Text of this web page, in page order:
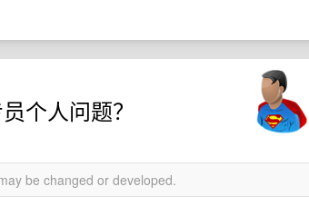
个人问题？
be changed or developed.